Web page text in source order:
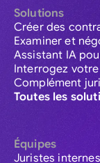
Solutions
Créer des
Examiner et
Assistant IA
Interrogez
Complément
Toutes les
Équipes
Juristes internes